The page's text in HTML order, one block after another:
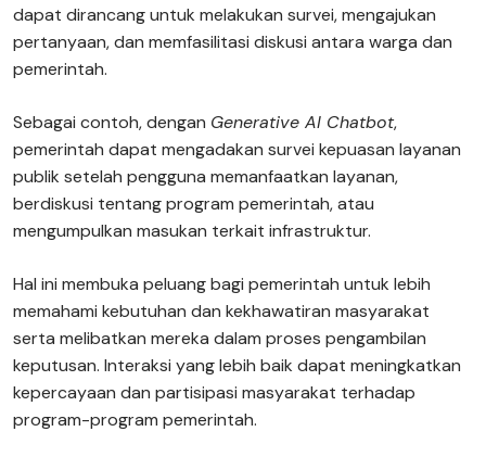
dapat dirancang untuk melakukan survei, mengajukan
pertanyaan, dan memfasilitasi diskusi antara warga dan
pemerintah.
Sebagai contoh, dengan Generative AI Chatbot,
pemerintah dapat mengadakan survei kepuasan layanan
publik setelah pengguna memanfaatkan layanan,
berdiskusi tentang program pemerintah, atau
mengumpulkan masukan terkait infrastruktur.
Hal ini membuka peluang bagi pemerintah untuk lebih
memahami kebutuhan dan kekhawatiran masyarakat
serta melibatkan mereka dalam proses pengambilan
keputusan. Interaksi yang lebih baik dapat meningkatkan
kepercayaan dan partisipasi masyarakat terhadap
program-program pemerintah.